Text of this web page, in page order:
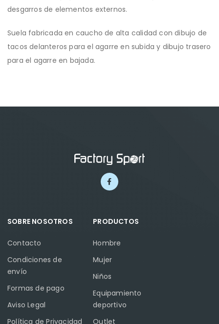
desgarros de elementos externos.
Suela fabricada en caucho de alta calidad con dibujo de
tacos delanteros para el agarre en subida y dibujo trasero
para el agarre en bajada.
SOBRE NOSOTROS
Contacto
Condiciones de
envío
Formas de pago
Aviso Legal
Política de Privacidad
PRODUCTOS
Hombre
Mujer
Niños
Equipamiento
deportivo
Outlet